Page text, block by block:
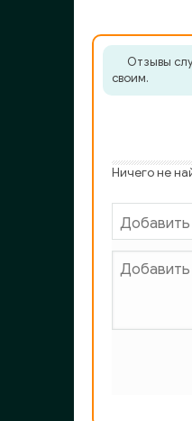
Планкетт
Отзывы
своим.
Ничего не